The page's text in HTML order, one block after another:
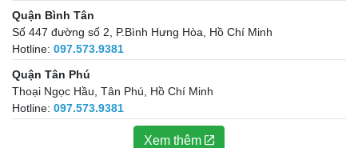
Quận Bình Tân
Số 447 đường số 2, P.Bình Hưng Hòa, Hồ Chí Minh
Hotline: 097.573.9381
Quận Tân Phú
Thoại Ngọc Hầu, Tân Phú, Hồ Chí Minh
Hotline: 097.573.9381
Xem thêm